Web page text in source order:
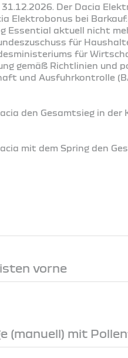
Der Dacia
Elektrobonus bei
Essential aktuell nicht
für
für
gemäß Richtlinien und
und Ausfuhrkontrolle
den Gesamtsieg in der
mit dem Spring den
vorne
(manuell) mit